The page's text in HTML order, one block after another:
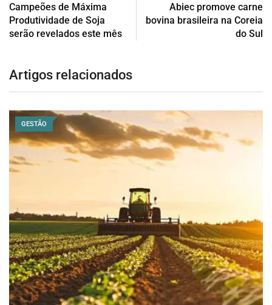
Campeões de Máxima
Produtividade de Soja
serão revelados este mês
Abiec promove carne
bovina brasileira na Coreia
do Sul
Artigos relacionados
GESTÃO